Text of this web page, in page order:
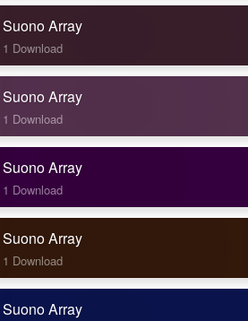
Suono Array
1 Download
Suono Array
1 Download
Suono Array
1 Download
Suono Array
1 Download
Suono Array